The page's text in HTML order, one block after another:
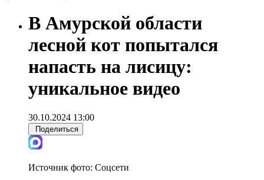
В Амурской области
лесной кот попытался
напасть на лисицу:
уникальное видео
30.10.2024 13:00
Поделиться
Источник фото: Соцсети